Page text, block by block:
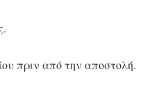
πριν από την αποστολή.